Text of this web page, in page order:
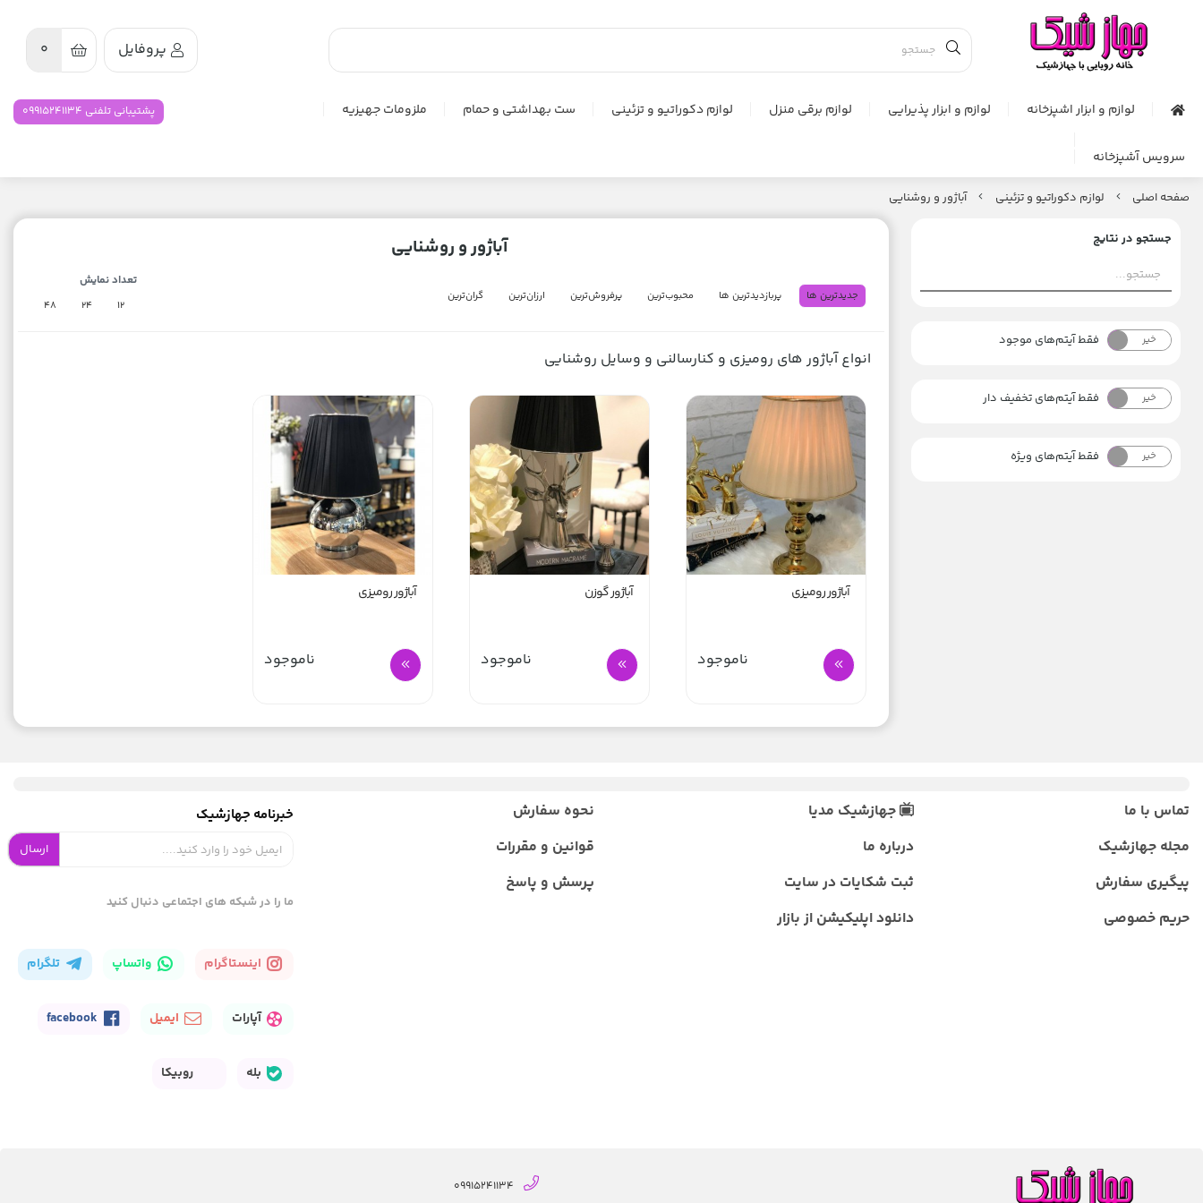
پروفایل 0
لوازم و ابزار اشپزخانه لوازم و ابزار پذیرایی لوازم برقی منزل لوازم دکوراتیو و تزئینی ست بهداشتی و حمام ملزومات جهیزیه
سرویس آشپزخانه
پشتیبانی تلفنی 09915241134
صفحه اصلی لوازم دکوراتیو و تزئینی آباژور و روشنایی
جستجو در نتایج
بله خیر فقط آیتم‌های موجود
بله خیر فقط آیتم‌های تخفیف دار
بله خیر فقط آیتم‌های ویژه
آباژور و روشنایی
جدیدترین ها پربازدیدترین ها محبوب‌‌ترین پرفروش‌ترین ارزان‌ترین گران‌ترین
تعداد نمایش
12
24
48
انواع آباژور های رومیزی و کنارسالنی و وسایل روشنایی
آباژور رومیزی
ناموجود
آباژور گوزن
ناموجود
آباژور رومیزی
ناموجود
تماس با ما جهازشیک مدیا
نحوه سفارش
مجله جهازشیک
درباره ما
قوانین و مقررات
پیگیری سفارش
ثبت شکایات در سایت
پرسش و پاسخ
حریم خصوصی
دانلود اپلیکیشن از بازار
خبرنامه جهازشیک
ارسال
ما را در شبکه های اجتماعی دنبال کنید
اینستاگرام واتساپ تلگرام
آپارات ایمیل
بله روبیکا
09915241134